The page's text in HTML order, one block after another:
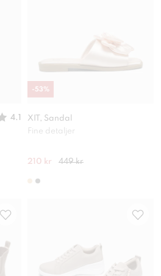
4.1
XIT, Sandal
Fine detaljer
210 kr 449 kr
-53%